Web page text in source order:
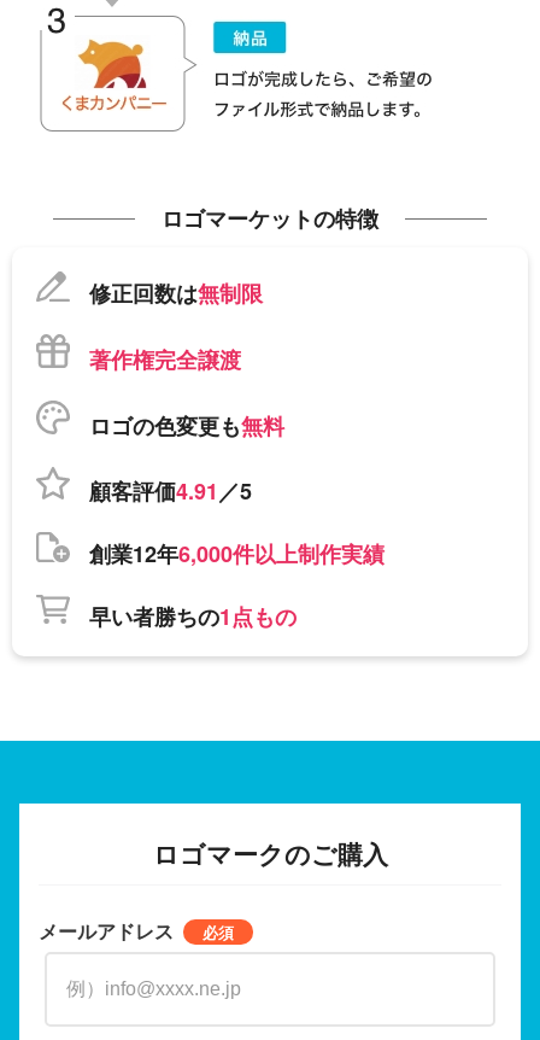
ロゴマーケットの特徴
修正回数は無制限
著作権完全譲渡
ロゴの色変更も無料
顧客評価4.91／5
創業12年6,000件以上制作実績
早い者勝ちの1点もの
ロゴマークのご購入
メールアドレス